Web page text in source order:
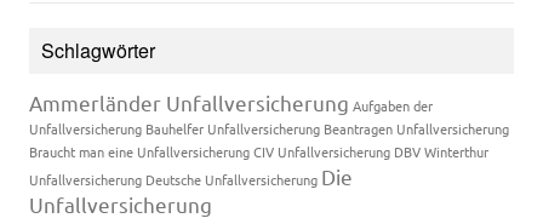
Schlagwörter
Ammerländer Unfallversicherung Aufgaben der
Unfallversicherung Bauhelfer Unfallversicherung Beantragen Unfallversicherung
Braucht man eine UnfallversicherungCIV Unfallversicherung DBV Winterthur
Unfallversicherung Deutsche Unfallversicherung Die
Unfallversicherung